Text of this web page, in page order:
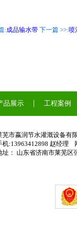
:成品输水带 下一篇 >>:喷
品展示 工程案例
芜市嬴润节水灌溉设备
机:13963412898 赵经理
址： 山东省济南市莱芜区